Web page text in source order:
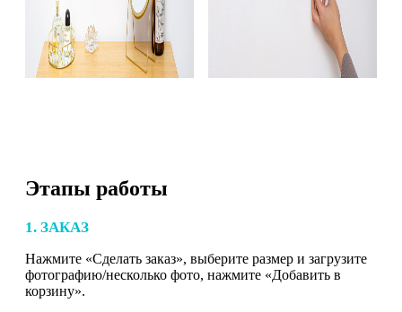
Этапы работы
1. ЗАКАЗ
Нажмите «Сделать заказ», выберите размер и загрузите
фотографию/несколько фото, нажмите «Добавить в
корзину».